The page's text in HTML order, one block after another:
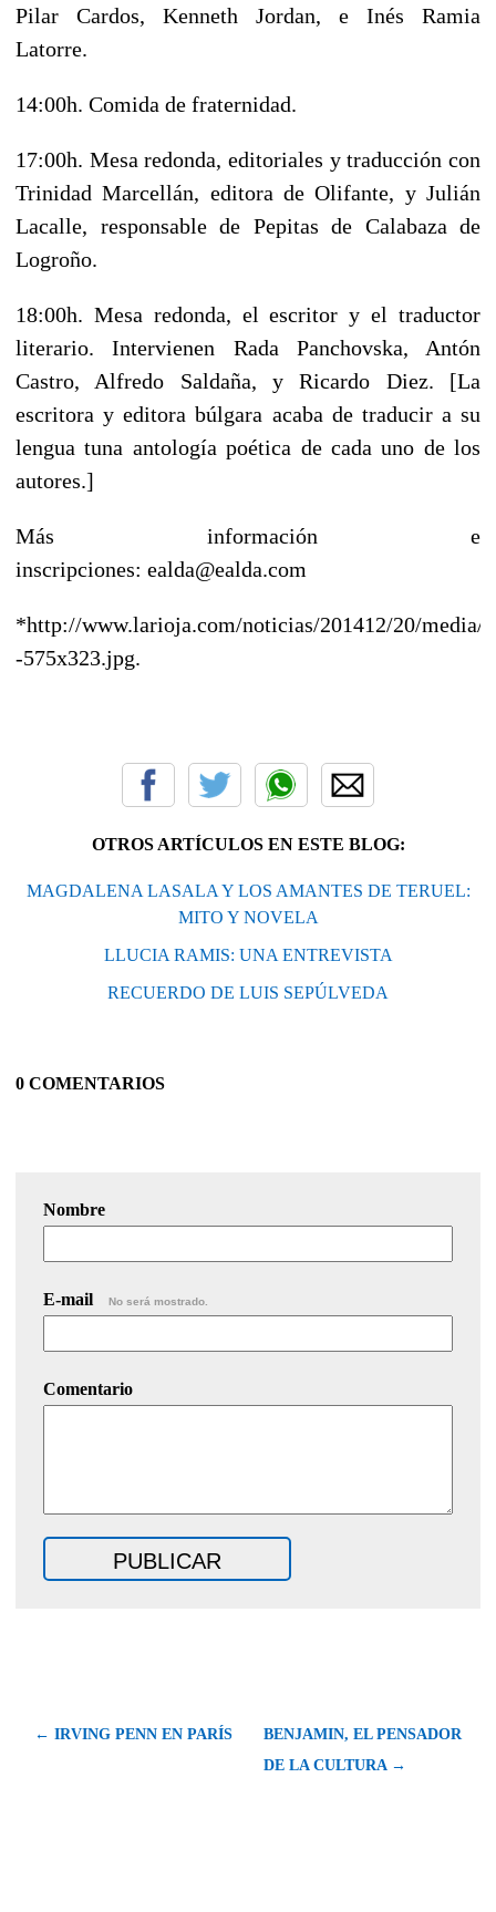
Pilar Cardos, Kenneth Jordan, e Inés Ramia
Latorre.
14:00h. Comida de fraternidad.
17:00h. Mesa redonda, editoriales y traducción con
Trinidad Marcellán, editora de Olifante, y Julián
Lacalle, responsable de Pepitas de Calabaza de
Logroño.
18:00h. Mesa redonda, el escritor y el traductor
literario. Intervienen Rada Panchovska, Antón
Castro, Alfredo Saldaña, y Ricardo Diez. [La
escritora y editora búlgara acaba de traducir a su
lengua tuna antología poética de cada uno de los
autores.]
Más información e
inscripciones: ealda@ealda.com
*http://www.larioja.com/noticias/201412/20/media/
-575x323.jpg.
OTROS ARTÍCULOS EN ESTE BLOG:
MAGDALENA LASALA Y LOS AMANTES DE TERUEL:
MITO Y NOVELA
LLUCIA RAMIS: UNA ENTREVISTA
RECUERDO DE LUIS SEPÚLVEDA
0 COMENTARIOS
Nombre
E-mail No será mostrado.
Comentario
← IRVING PENN EN PARÍS
BENJAMIN, EL PENSADOR
DE LA CULTURA →